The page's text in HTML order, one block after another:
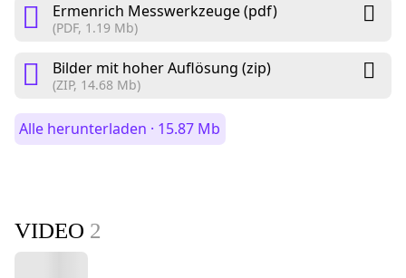
Ermenrich Messwerkzeuge (pdf)
(PDF, 1.19 Mb)
Bilder mit hoher Auflösung (zip)
(ZIP, 14.68 Mb)
Alle herunterladen · 15.87 Mb
VIDEO 2